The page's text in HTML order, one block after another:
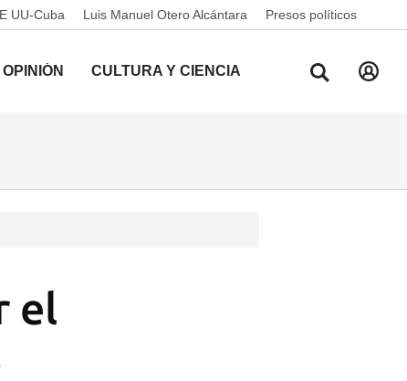
UU-Cuba Luis Manuel Otero Alcántara Presos políticos
OPINIÓN CULTURA Y CIENCIA
el